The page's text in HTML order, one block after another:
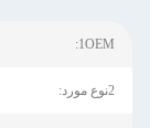
1OEM:
2نوع مورد: